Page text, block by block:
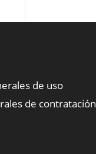
de uso
de contratación